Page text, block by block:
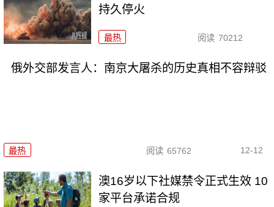
持久停火
最热 阅读 70212
俄外交部发言人：南京大屠杀的历史真相不容辩驳
最热 阅读 65762 12-12
澳16岁以下社媒禁令正式生效 10
家平台承诺合规